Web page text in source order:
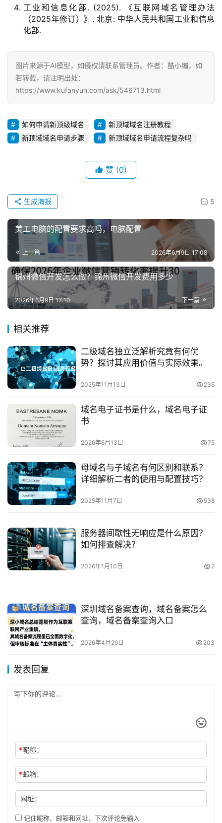
工业和信息化部. (2025). 《互联网域名管理办法
（2025年修订）》. 北京: 中华人民共和国工业和信息
化部.
图片来源于AI模型，如侵权请联系管理员。作者：酷小编，如
若转载，请注明出处：
https://www.kufanyun.com/ask/546713.html
如何申请新顶级域名
新顶域域名注册教程
新顶域域名申请步骤
新顶域域名申请流程复杂吗
赞 (0)
5
生成海报
美工电脑的配置要求高吗，电脑配置
上一篇 2026年6月9日 17:08
锦州微信开发怎么做？锦州微信开发费用多少
下一篇
2026年6月9日 17:10
相关推荐
二级域名独立泛解析究竟有何优
势？探讨其应用价值与实际效果。
2025年11月13日 235
域名电子证书是什么，域名电子证
书
2026年6月13日 75
母域名与子域名有何区别和联系？
详细解析二者的使用与配置技巧？
2025年11月7日 538
服务器间歇性无响应是什么原因？
如何排查解决？
2026年1月10日 2
深圳域名备案查询，域名备案怎么
查询，域名备案查询入口
2026年4月29日 203
发表回复
*昵称：
*邮箱：
网址：
记住昵称、邮箱和网址，下次评论免输入